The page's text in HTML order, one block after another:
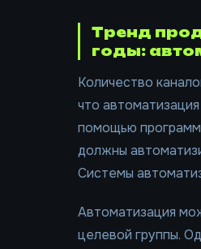
Тренд
годы:
Количество
что
помощью
должны
Системы
Автоматизация
целевой группы.